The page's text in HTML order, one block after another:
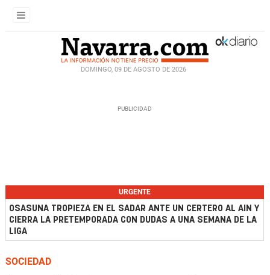
DOMINGO, 09 DE AGOSTO DE 2026
URGENTE
OSASUNA TROPIEZA EN EL SADAR ANTE UN CERTERO AL AIN Y
CIERRA LA PRETEMPORADA CON DUDAS A UNA SEMANA DE LA
LIGA
SOCIEDAD